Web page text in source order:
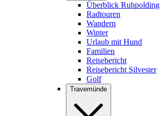
Überblick Ruhpolding
Radtouren
Wandern
Winter
Urlaub mit Hund
Familien
Reisebericht
Reisebericht Silvester
Golf
Travemünde